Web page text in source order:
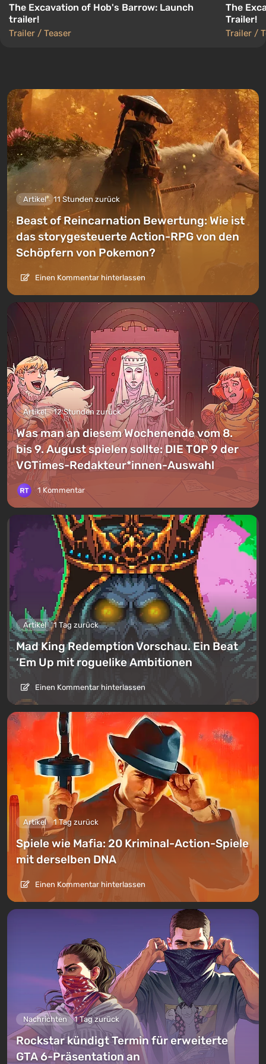
The Excavation of Hob's Barrow: Launch
trailer!
Trailer / Teaser
The
Trailer!
Trailer /
Artikel 11 Stunden zurück
Beast of Reincarnation Bewertung: Wie ist
das storygesteuerte Action-RPG von den
Schöpfern von Pokemon?
Einen Kommentar hinterlassen
Artikel 12 Stunden zurück
Was man an diesem Wochenende vom 8.
bis 9. August spielen sollte: DIE TOP 9 der
VGTimes-Redakteur*innen-Auswahl
1 Kommentar
Artikel 1 Tag zurück
Mad King Redemption Vorschau. Ein Beat
’Em Up mit roguelike Ambitionen
Einen Kommentar hinterlassen
Artikel 1 Tag zurück
Spiele wie Mafia: 20 Kriminal-Action-Spiele
mit derselben DNA
Einen Kommentar hinterlassen
Nachrichten 1 Tag zurück
Rockstar kündigt Termin für erweiterte
GTA 6-Präsentation an